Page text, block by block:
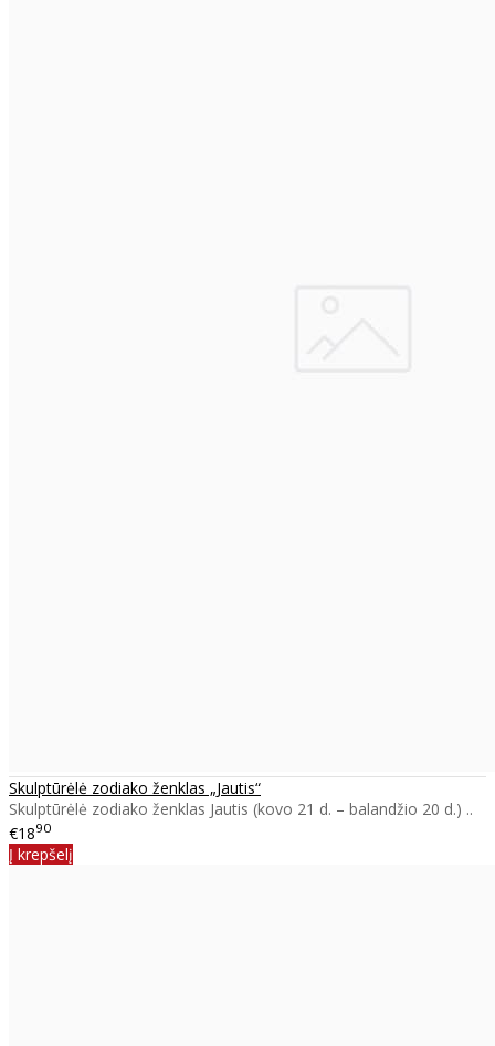
Skulptūrėlė zodiako ženklas „Jautis“
Skulptūrėlė zodiako ženklas Jautis (kovo 21 d. – balandžio 20 d.) ..
€1890
Į krepšelį